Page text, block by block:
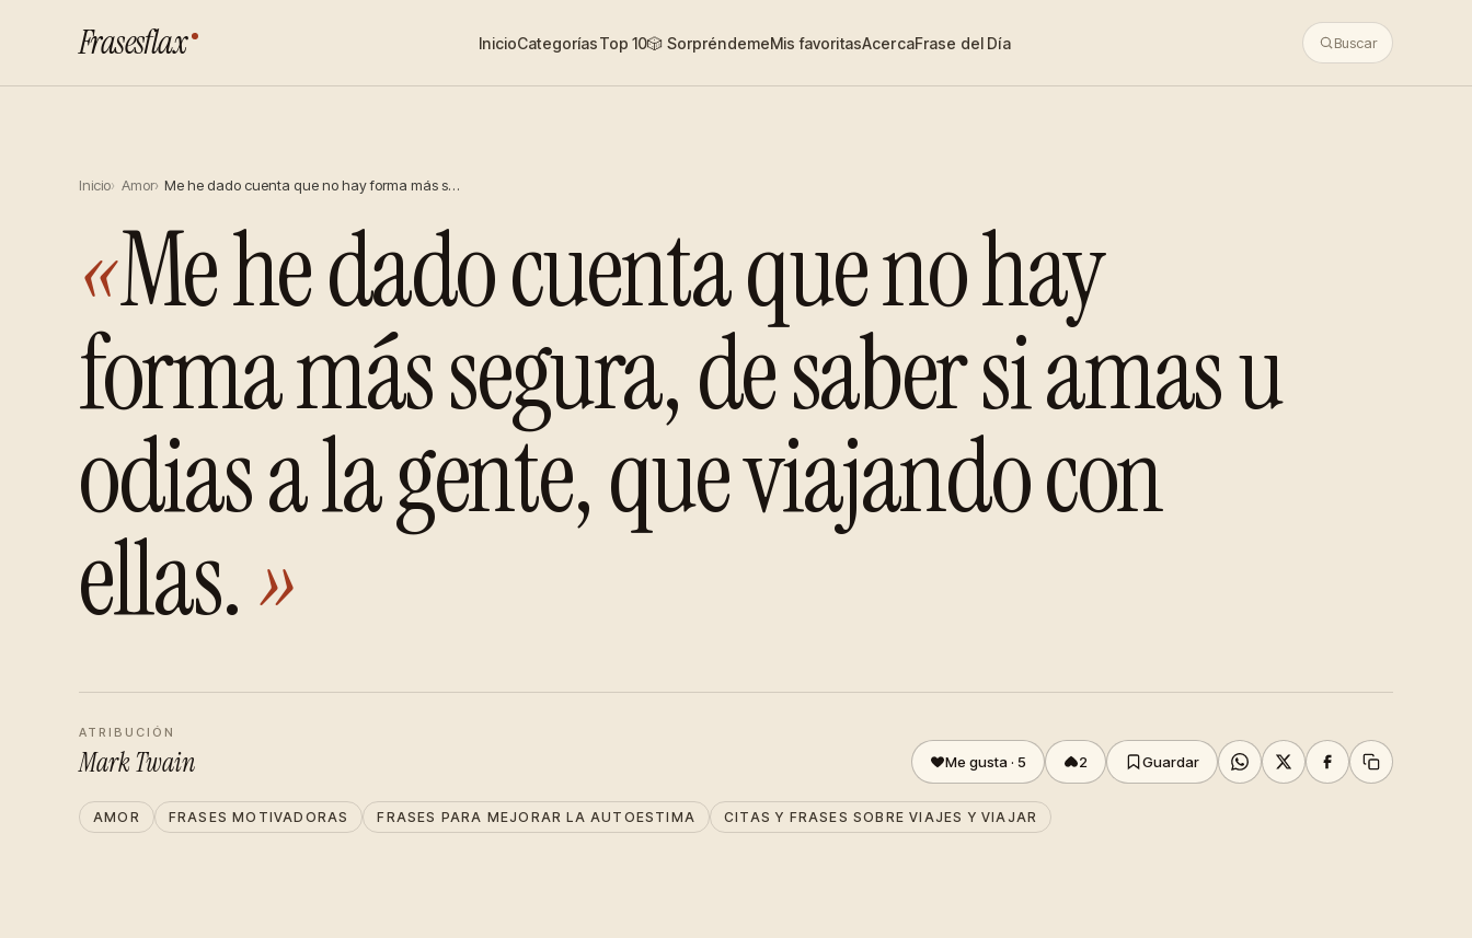
Frasesflax InicioCategoríasTop 10🎲 SorpréndemeMis favoritasAcercaFrase del Día Buscar
Inicio Amor Me he dado cuenta que no hay forma más s…
«Me he dado cuenta que no hay
forma más segura, de saber si amas u
odias a la gente, que viajando con
ellas.»
ATRIBUCIÓN
Mark Twain Me gusta · 5 2 Guardar
AMOR FRASES MOTIVADORAS FRASES PARA MEJORAR LA AUTOESTIMA CITAS Y FRASES SOBRE VIAJES Y VIAJAR